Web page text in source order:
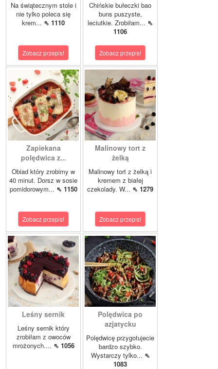
Na świątecznym stole i
nie tylko poleca się
krem... ⇖ 1110
Zobacz przepis!
Chińskie bułeczki bao
buns puszyste,
leciutkie. Zrobiłam... ⇖
1106
Zobacz przepis!
Zapiekana
polędwica z...
Obiad który zrobimy w
40 minut. Dorsz w sosie
pomidorowym... ⇖ 1150
Zobacz przepis!
Malinowy tort z
żelką
Malinowy tort z żelką i
kremem z białej
czekolady. W... ⇖ 1279
Zobacz przepis!
Leśny sernik
Leśny sernik który
zrobiłam z owoców
mrożonych.... ⇖ 1056
Polędwica po
azjatycku
Polędwicę przygotujecie
bardzo szybko.
Wystarczy tylko... ⇖
1083